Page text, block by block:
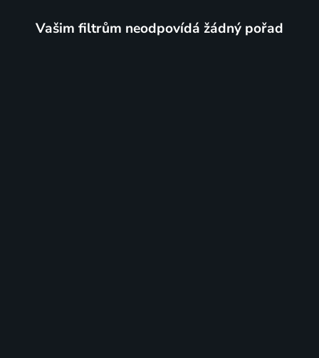
Vašim filtrům neodpovídá žádný pořad